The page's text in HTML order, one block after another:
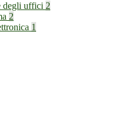
degli uffici 2
2
1